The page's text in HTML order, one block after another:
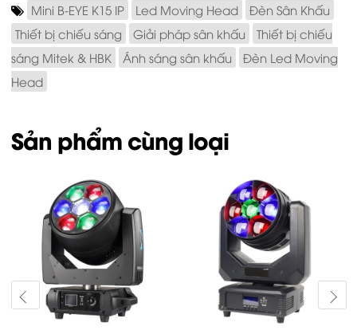
Mini B-EYE K15 IP Led Moving Head
Đèn Sân Khấu
Thiết bị chiếu sáng
Giải pháp sân khấu
Thiết bị chiếu
sáng Mitek & HBK
Ánh sáng sân khấu
Đèn Led Moving
Head
Sản phẩm cùng loại